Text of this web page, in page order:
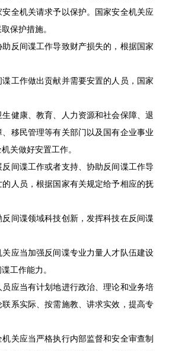
全机关请求予以保护。国家安全机关应
保护措施。
反间谍工作导致财产损失的，根据国家
工作做出贡献并需要安置的人员，国家
健康、教育、人力资源和社会保障、退
移民管理等有关部门以及国有企业事业
关做好安置工作。
间谍工作或者支持、协助反间谍工作导
人员，根据国家有关规定给予相应的抚
间谍领域科技创新，发挥科技在反间谍
应当加强反间谍专业力量人才队伍建设
工作能力。
应当有计划地进行政治、理论和业务培
系实际、按需施教、讲求实效，提高专
机关应当严格执行内部监督和安全审查制